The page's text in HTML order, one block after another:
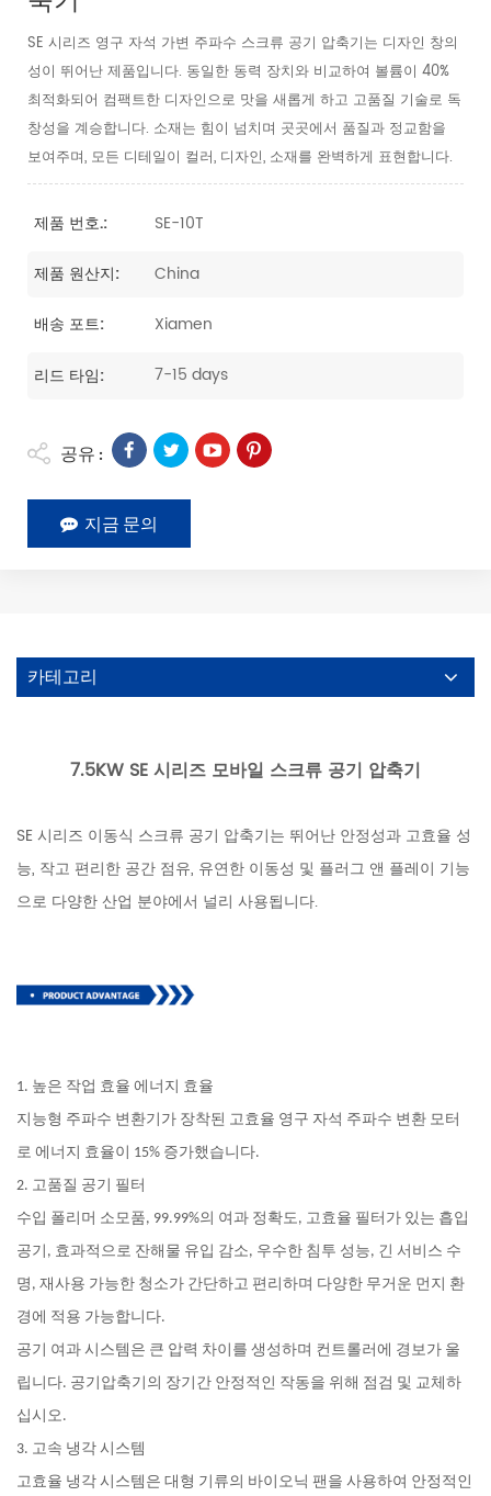
SE 시리즈 영구 자석 가변 주파수 스크류 공기 압축기는 디자인 창의
성이 뛰어난 제품입니다. 동일한 동력 장치와 비교하여 볼륨이 40%
최적화되어 컴팩트한 디자인으로 맛을 새롭게 하고 고품질 기술로 독
창성을 계승합니다. 소재는 힘이 넘치며 곳곳에서 품질과 정교함을
보여주며, 모든 디테일이 컬러, 디자인, 소재를 완벽하게 표현합니다.
제품 번호.: SE-10T
제품 원산지: China
배송 포트: Xiamen
리드 타임: 7-15 days
공유 :
지금 문의
카테고리
7.5KW SE 시리즈 모바일 스크류 공기 압축기
SE 시리즈 이동식 스크류 공기 압축기는 뛰어난 안정성과 고효율 성
능, 작고 편리한 공간 점유, 유연한 이동성 및 플러그 앤 플레이 기능
으로 다양한 산업 분야에서 널리 사용됩니다.
1. 높은 작업 효율 에너지 효율
지능형 주파수 변환기가 장착된 고효율 영구 자석 주파수 변환 모터
로 에너지 효율이 15% 증가했습니다.
2. 고품질 공기 필터
수입 폴리머 소모품, 99.99%의 여과 정확도, 고효율 필터가 있는 흡입
공기, 효과적으로 잔해물 유입 감소, 우수한 침투 성능, 긴 서비스 수
명, 재사용 가능한 청소가 간단하고 편리하며 다양한 무거운 먼지 환
경에 적용 가능합니다.
공기 여과 시스템은 큰 압력 차이를 생성하며 컨트롤러에 경보가 울
립니다. 공기압축기의 장기간 안정적인 작동을 위해 점검 및 교체하
십시오.
3. 고속 냉각 시스템
고효율 냉각 시스템은 대형 기류의 바이오닉 팬을 사용하여 안정적인